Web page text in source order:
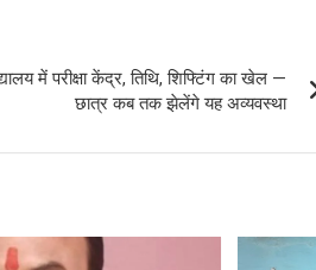
में परीक्षा केंद्र, तिथि, शिफ्टिंग का खेल —
छात्र कब तक झेलेंगे यह अव्यवस्था